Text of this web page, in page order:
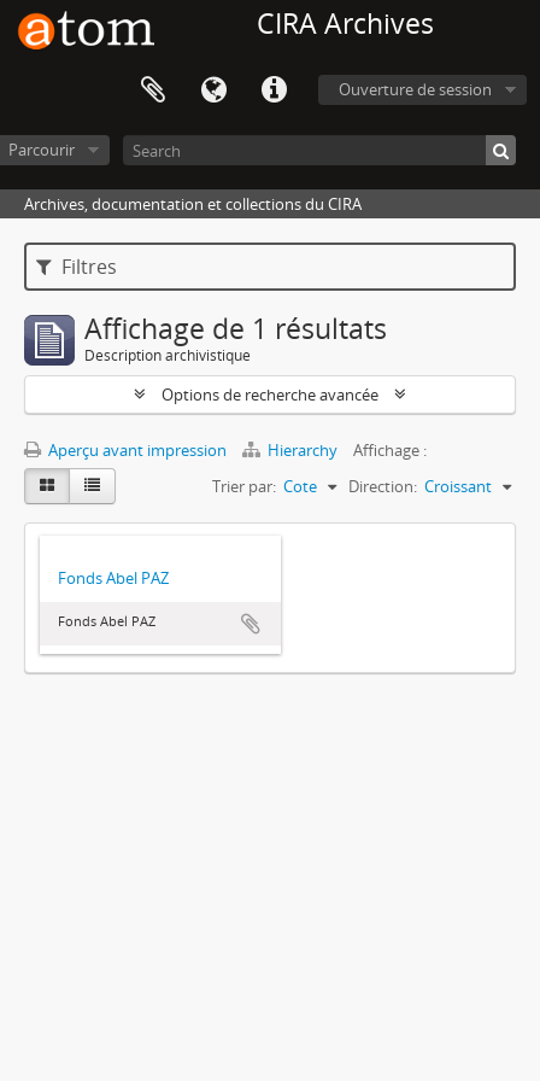
CIRA Archives
Ouverture de session
Parcourir
Archives, documentation et collections du CIRA
Filtres
Affichage de 1 résultats
Description archivistique
Options de recherche avancée
Aperçu avant impression Hierarchy
Affichage :
Trier par: Cote Direction: Croissant
Fonds Abel PAZ
Fonds Abel PAZ